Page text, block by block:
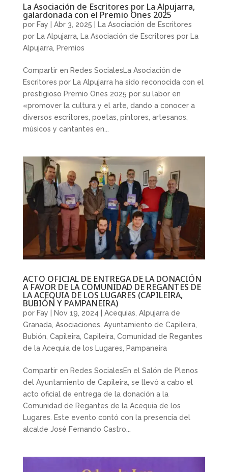
La Asociación de Escritores por La Alpujarra,
galardonada con el Premio Ones 2025
por Fay Abr 3, 2025
La Asociación de Escritores
por La Alpujarra, La Asociación de Escritores por La
Alpujarra, Premios
Compartir en Redes SocialesLa Asociación de
Escritores por La Alpujarra ha sido reconocida con el
prestigioso Premio Ones 2025 por su labor en
«promover la cultura y el arte, dando a conocer a
diversos escritores, poetas, pintores, artesanos,
músicos y cantantes en...
ACTO OFICIAL DE ENTREGA DE LA DONACIÓN
A FAVOR DE LA COMUNIDAD DE REGANTES DE
LA ACEQUIA DE LOS LUGARES (CAPILEIRA,
BUBIÓN Y PAMPANEIRA)
por Fay | Nov 19, 2024 | Acequias Alpujarra de
Granada, Asociaciones Ayuntamiento de Capileira,
Bubión Capileira, Capileira, Comunidad de Regantes
de la Acequia de los Lugares Pampaneira
Compartir en Redes SocialesEn el Salón de Plenos
del Ayuntamiento de Capileira, se llevó a cabo el
acto oficial de entrega de la donación a la
Comunidad de Regantes de la Acequia de los
Lugares. Este evento contó con la presencia del
alcalde José Fernando Castro...